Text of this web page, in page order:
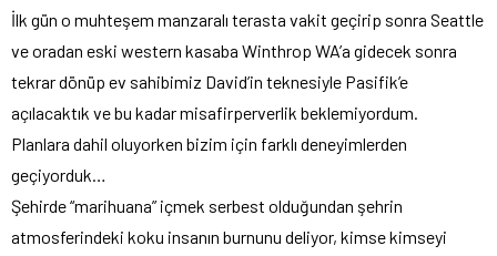
İlk gün o muhteşem manzaralı terasta vakit geçirip sonra Seattle
ve oradan eski western kasaba Winthrop WA’a gidecek sonra
tekrar dönüp ev sahibimiz David’in teknesiyle Pasifik’e
açılacaktık ve bu kadar misafirperverlik beklemiyordum.
Planlara dahil oluyorken bizim için farklı deneyimlerden
geçiyorduk…
Şehirde “marihuana” içmek serbest olduğundan şehrin
atmosferindeki koku insanın burnunu deliyor, kimse kimseyi